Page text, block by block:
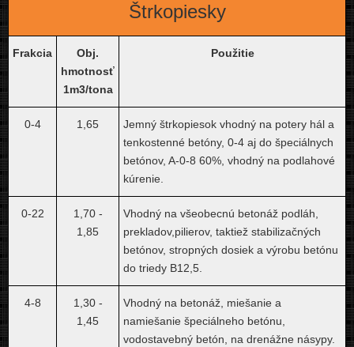
Štrkopiesky
Frakcia
Obj.
hmotnosť
1m3/tona
Použitie
0-4 1,65
Jemný štrkopiesok vhodný na potery hál a
tenkostenné betóny, 0-4 aj do špeciálnych
betónov, A-0-8 60%, vhodný na podlahové
kúrenie.
0-22
1,70 -
1,85
Vhodný na všeobecnú betonáž podláh,
prekladov,pilierov, taktiež stabilizačných
betónov, stropných dosiek a výrobu betónu
do triedy B12,5.
4-8
1,30 -
1,45
Vhodný na betonáž, miešanie a
namiešanie špeciálneho betónu,
vodostavebný betón, na drenážne násypy.